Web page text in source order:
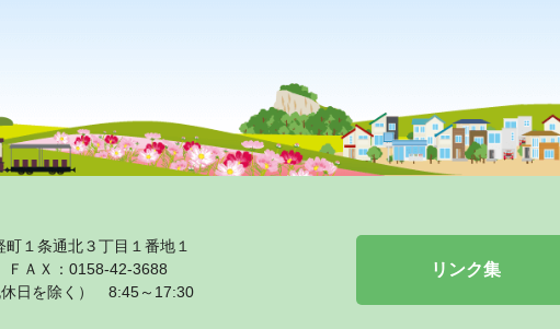
１条通北３丁目１番地１
ＦＡＸ：0158‐42‐3688
日を除く） 8:45～17:30
リンク集